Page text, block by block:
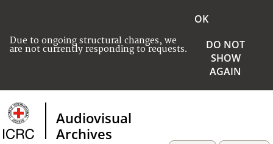
Due to ongoing structural changes, we
are not currently responding to requests.
OK
DO NOT
SHOW
AGAIN
Audiovisual
Archives